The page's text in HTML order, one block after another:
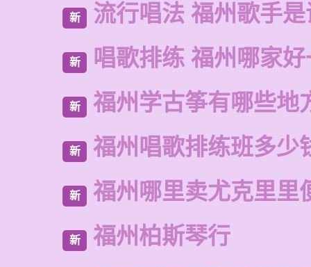
新 流行唱法 福州歌手
新 唱歌排练 福州哪家
新 福州学古筝有哪些地
新 福州唱歌排练班多少
新 福州哪里卖尤克里里
新 福州柏斯琴行